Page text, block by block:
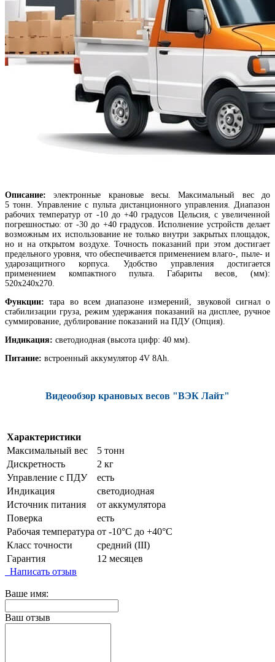
Описание: электронные крановые весы. Максимальный вес до
5 тонн. Управление с пульта дистанционного управления. Диапазон
рабочих температур от -10 до +40 градусов Цельсия, с увеличенной
погрешностью: от -30 до +40 градусов. Исполнение устройств делает
возможным их использование не только внутри закрытых площадок,
но и на открытом воздухе. Точность показаний при этом достигает
предельного уровня, что обеспечивается применением влаго-, пыле- и
ударозащитного корпуса. Удобство управления достигается
применением компактного пульта. Габариты весов, (мм):
520х240х270.
Функции: тара во всем диапазоне измерений, звуковой сигнал о
стабилизации груза, режим удержания показаний на дисплее, ручное
суммирование, дублирование показаний на ПДУ (Опция).
Индикация: светодиодная (высота цифр: 40 мм).
Питание: встроенный аккумулятор 4V 8Ah.
Видеообзор крановых весов "ВЭК Лайт"
Характеристики
Максимальный вес
5 тонн
Дискретность
2 кг
Управление с ПДУ
есть
Индикация
светодиодная
Источник питания
от аккумулятора
Поверка
есть
Рабочая температура от -10°C до +40°C
Класс точности
средний (III)
Гарантия
12 месяцев
Написать отзыв
Ваше имя:
Ваш отзыв